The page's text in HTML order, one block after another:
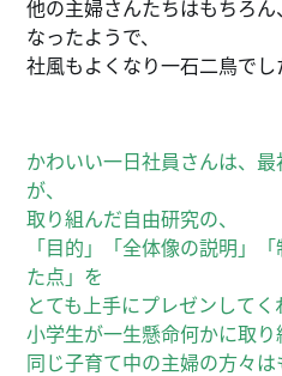
他の主婦さんたちはもちろ
なったようで、
社風もよくなり一石二鳥でし
かわいい一日社員さんは、
が、
取り組んだ自由研究の、
「目的」「全体像の説明」
た点」を
とても上手にプレゼンしてく
小学生が一生懸命何かに取り
同じ子育て中の主婦の方々